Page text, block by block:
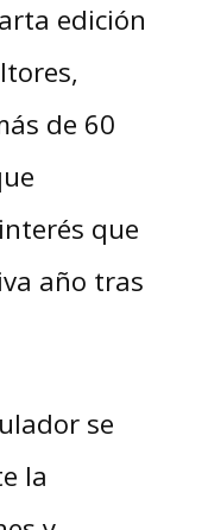
edición
de 60
que
año tras
se
la